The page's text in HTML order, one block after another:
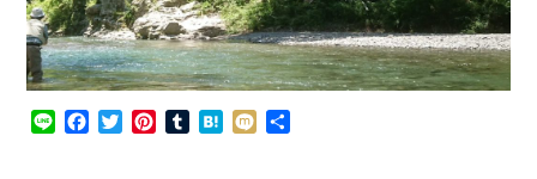
Line Facebook
TwitterPinterestTumblrHatena
Mixi